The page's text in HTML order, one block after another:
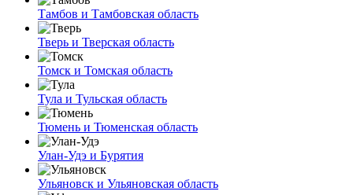
Тамбов и Тамбовская область
Тверь и Тверская область
Томск и Томская область
Тула и Тульская область
Тюмень и Тюменская область
Улан-Удэ и Бурятия
Ульяновск и Ульяновская область